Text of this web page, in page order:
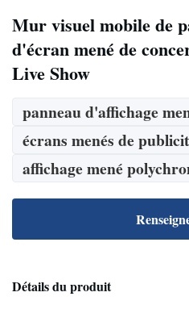
Mur visuel mobile de
d'écran mené de
Live Show
panneau d'affichage
écrans menés de
affichage mené
Détails du produit